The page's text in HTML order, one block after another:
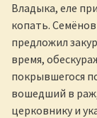
Владыка, еле
копать.
предложил
время,
покрывшегося
вошедший в
церковнику и